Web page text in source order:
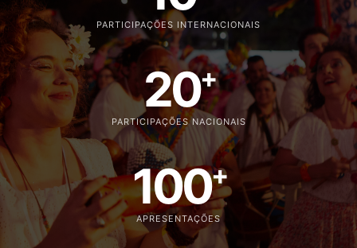
PARTICIPAÇÕES INTERNACIONAIS
PARTICIPAÇÕES NACIONAIS
20+
APRESENTAÇÕES
100+